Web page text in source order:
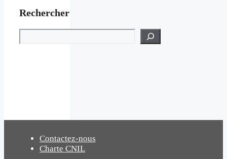
Rechercher
Contactez-nous
Charte CNIL